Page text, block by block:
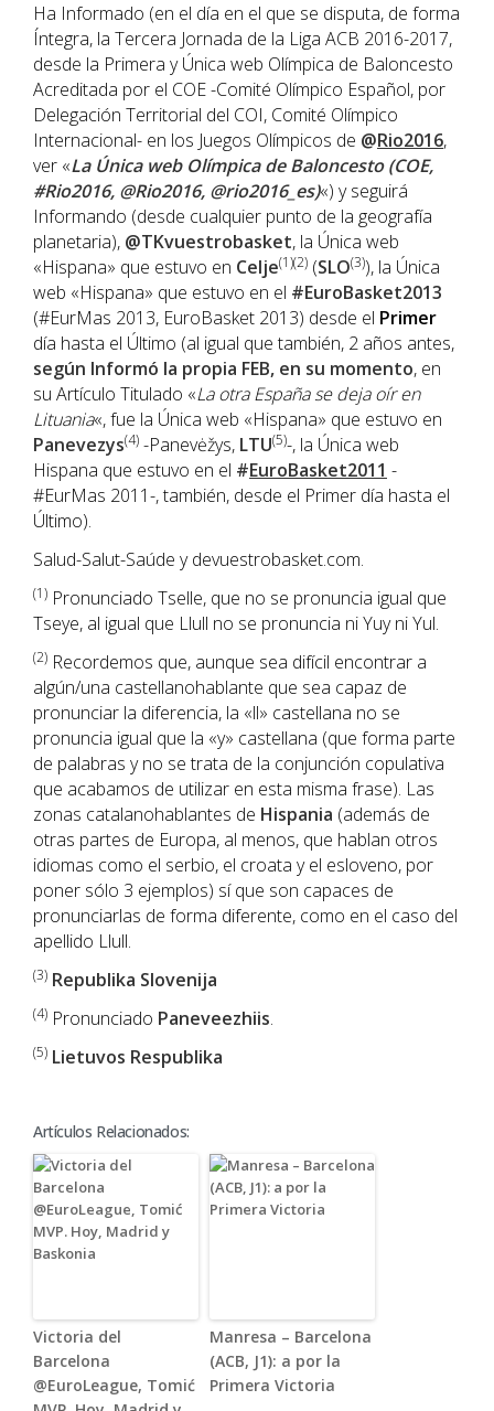
Ha Informado (en el día en el que se disputa, de forma
Íntegra, la Tercera Jornada de la Liga ACB 2016-2017,
desde la Primera y Única web Olímpica de Baloncesto
Acreditada por el COE -Comité Olímpico Español, por
Delegación Territorial del COI, Comité Olímpico
Internacional- en los Juegos Olímpicos de @Rio2016,
ver «La Única web Olímpica de Baloncesto (COE,
#Rio2016, @Rio2016, @rio2016_es)«) y seguirá
Informando (desde cualquier punto de la geografía
planetaria), @TKvuestrobasket, la Única web
«Hispana» que estuvo en Celje(1)(2) (SLO(3)), la Única
web «Hispana» que estuvo en el #EuroBasket2013
(#EurMas 2013, EuroBasket 2013) desde el Primer
día hasta el Último (al igual que también, 2 años antes,
según Informó la propia FEB, en su momento, en
su Artículo Titulado «La otra España se deja oír en
Lituania«, fue la Única web «Hispana» que estuvo en
Panevezys(4) -Panevėžys, LTU(5)-, la Única web
Hispana que estuvo en el #EuroBasket2011 -
#EurMas 2011-, también, desde el Primer día hasta el
Último).
Salud-Salut-Saúde y devuestrobasket.com.
(1) Pronunciado Tselle, que no se pronuncia igual que
Tseye, al igual que Llull no se pronuncia ni Yuy ni Yul.
(2) Recordemos que, aunque sea difícil encontrar a
algún/una castellanohablante que sea capaz de
pronunciar la diferencia, la «ll» castellana no se
pronuncia igual que la «y» castellana (que forma parte
de palabras y no se trata de la conjunción copulativa
que acabamos de utilizar en esta misma frase). Las
zonas catalanohablantes de Hispania (además de
otras partes de Europa, al menos, que hablan otros
idiomas como el serbio, el croata y el esloveno, por
poner sólo 3 ejemplos) sí que son capaces de
pronunciarlas de forma diferente, como en el caso del
apellido Llull.
(3) Republika Slovenija
(4) Pronunciado Paneveezhiis.
(5) Lietuvos Respublika
Artículos Relacionados:
Victoria del
Barcelona
@EuroLeague, Tomić
Manresa – Barcelona
(ACB, J1): a por la
Primera Victoria